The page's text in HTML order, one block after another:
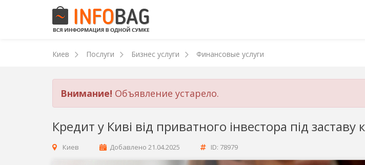
Киев Послуги Бизнес услуги Финансовые услуги
Внимание! Объявление устарело.
Кредит у Киві від приватного інвестора під заставу
Киев Добавлено 21.04.2025 ID: 78979